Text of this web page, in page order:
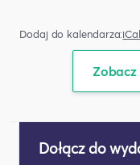
Dodaj do kalendarza:
Zobacz
Dołącz do